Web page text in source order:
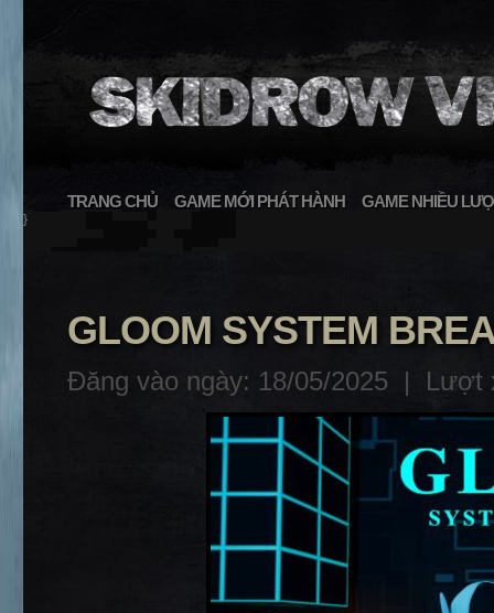
TRANG CHỦ GAME MỚI PHÁT HÀNH GAME NHIỀU
}
GLOOM SYSTEM
Đăng vào ngày: 18/05/2025 | Lượt